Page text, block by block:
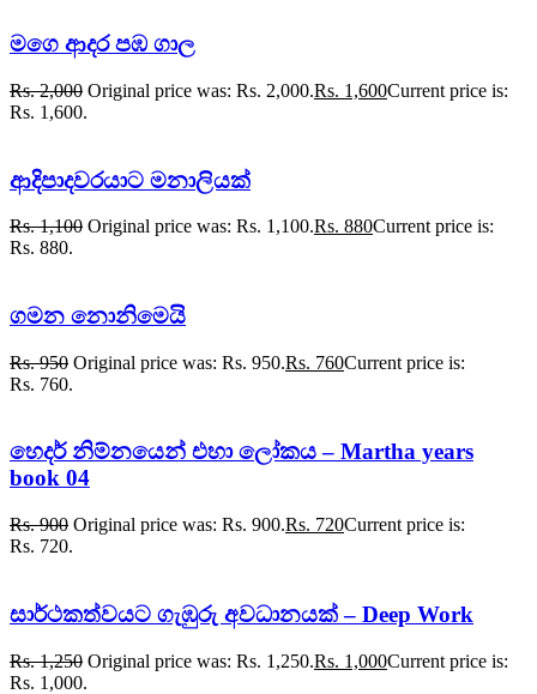
මගෙ ආදර පඹ ගාල
Rs.2,000 Original price was: Rs. 2,000.Rs. 1,600Current price is:
Rs. 1,600.
ආදිපාදවරයාට මනාලියක්
Rs.1,100 Original price was: Rs. 1,100.Rs. 880Current price is:
Rs. 880.
ගමන නොනිමෙයි
Rs.950 Original price was: Rs. 950.Rs. 760Current price is:
Rs. 760.
හෙදර් නිම්නයෙන් එහා ලෝකය – Martha years
book 04
Rs.900 Original price was: Rs. 900.Rs. 720Current price is:
Rs. 720.
සාර්ථකත්වයට ගැඹුරු අවධානයක් – Deep Work
Rs.1,250 Original price was: Rs. 1,250.Rs. 1,000Current price is:
Rs. 1,000.